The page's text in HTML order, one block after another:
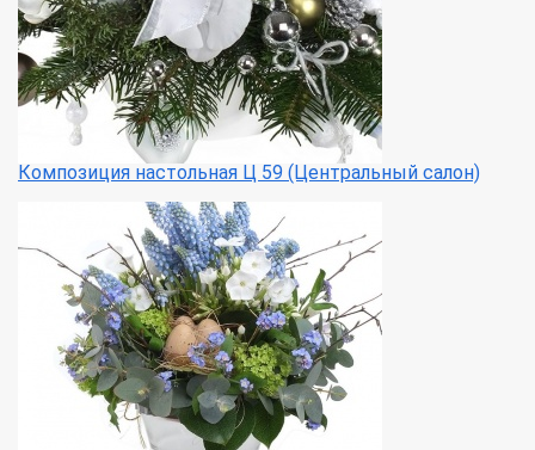
Композиция настольная Ц 59 (Центральный салон)